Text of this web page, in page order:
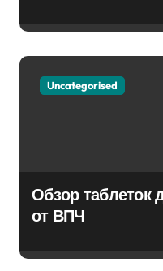
Uncategorised
Обзор таблеток
от ВПЧ